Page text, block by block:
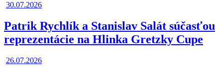
30.07.2026
Patrik Rychlík a Stanislav Salát súčasťou
reprezentácie na Hlinka Gretzky Cupe
26.07.2026